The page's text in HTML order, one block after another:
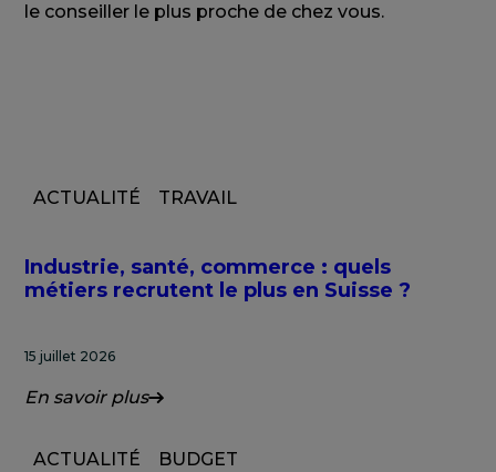
le conseiller le plus proche de chez vous.
ACTUALITÉ TRAVAIL
Industrie, santé, commerce : quels
métiers recrutent le plus en Suisse ?
15 juillet 2026
En savoir plus
ACTUALITÉ BUDGET